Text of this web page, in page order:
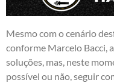
Mesmo com o cenário
conforme Marcelo Bacci,
soluções, mas, neste
possível ou não, seguir